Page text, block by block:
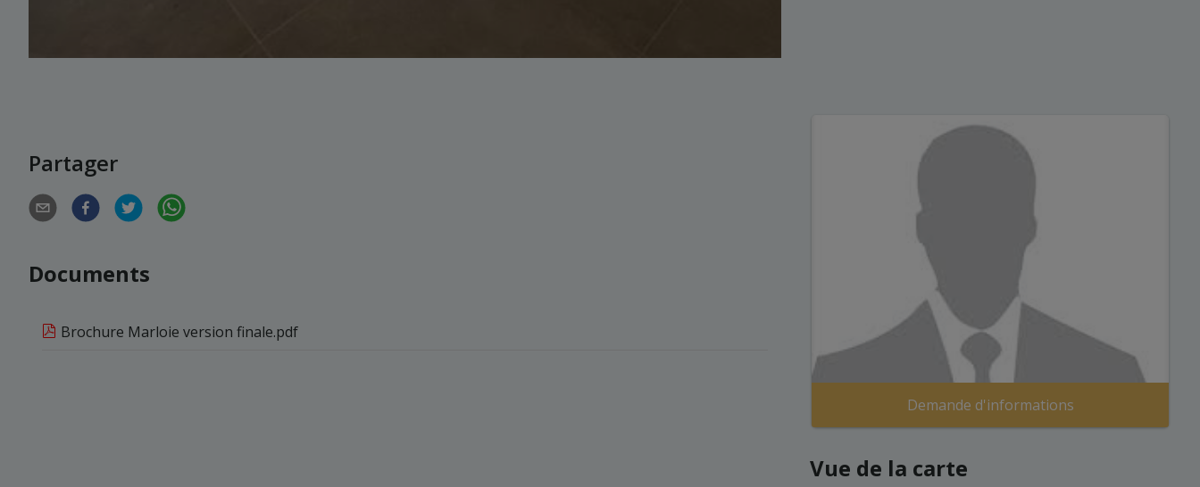
Partager
Documents
Brochure Marloie version finale.pdf
Demande d'informations
Vue de la carte